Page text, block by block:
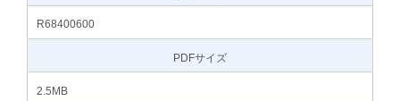
R68400600
PDFサイズ
2.5MB